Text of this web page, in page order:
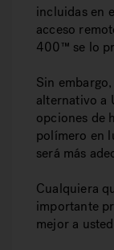
incluidas en
acceso
400™ se lo
Sin
alternativo a
opciones de
polímero en
será más
Cualquiera
importante
mejor a